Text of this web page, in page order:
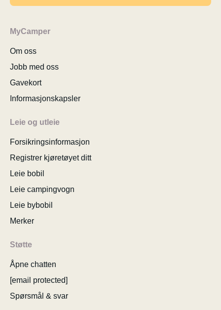
MyCamper
Om oss
Jobb med oss
Gavekort
Informasjonskapsler
Leie og utleie
Forsikringsinformasjon
Registrer kjøretøyet ditt
Leie bobil
Leie campingvogn
Leie bybobil
Merker
Støtte
Åpne chatten
[email protected]
Spørsmål & svar